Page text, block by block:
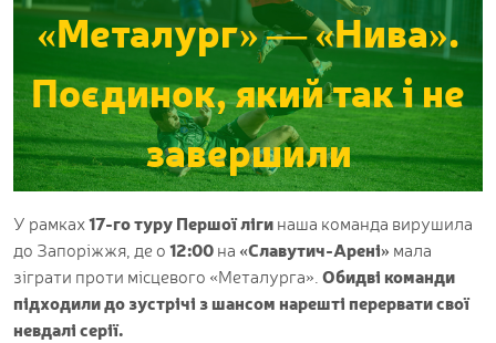
«Металург» — «Нива».
Поєдинок, який так і не
завершили
У рамках17-го туру Першої лігинаша команда вирушила
до Запоріжжя, де о12:00на «Славутич-Арені» мала
зіграти проти місцевого «Металурга». Обидві команди
підходили до зустрічі з шансом нарешті перервати свої
невдалі серії.